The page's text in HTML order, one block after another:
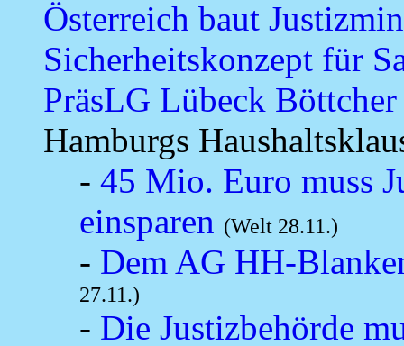
Österreich baut
Sicherheitskonzept für
PräsLG Lübeck
Hamburgs
- 45 Mio. Euro muss
einsparen (Welt 28.11.)
- Dem AG HH-
27.11.)
- Die Justizbehörde